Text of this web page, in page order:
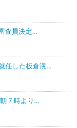
査員決定…
任した板倉滉…
７時より…